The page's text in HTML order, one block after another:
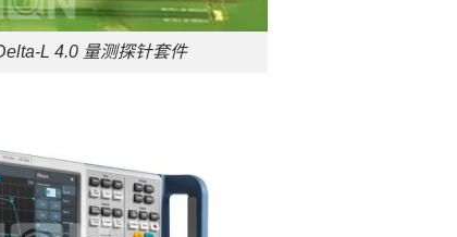
L 4.0 量测探针套件